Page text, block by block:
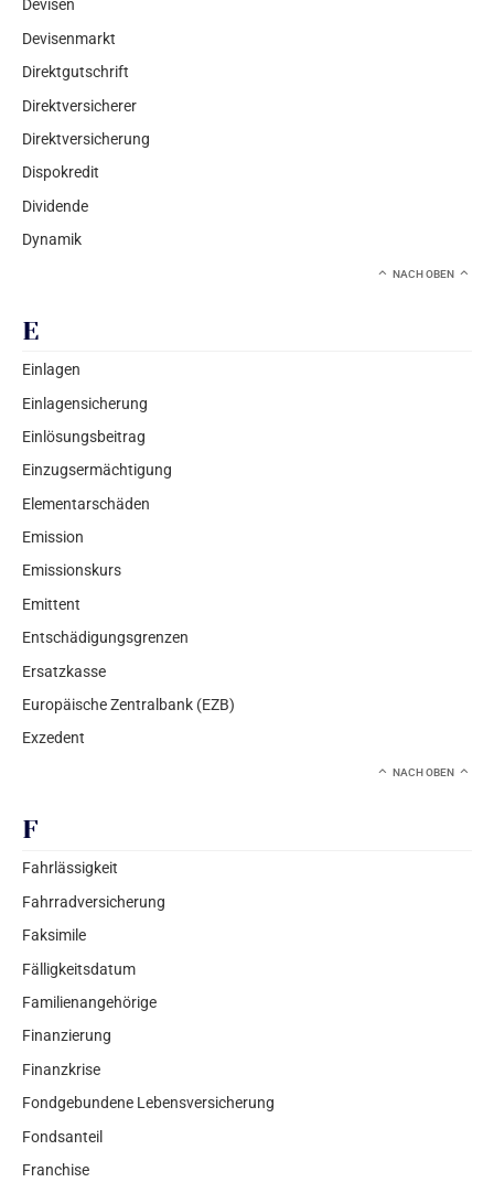
Devisen
Devisenmarkt
Direktgutschrift
Direktversicherer
Direktversicherung
Dispokredit
Dividende
Dynamik
NACH OBEN
E
Einlagen
Einlagensicherung
Einlösungsbeitrag
Einzugsermächtigung
Elementarschäden
Emission
Emissionskurs
Emittent
Entschädigungsgrenzen
Ersatzkasse
Europäische Zentralbank (EZB)
Exzedent
NACH OBEN
F
Fahrlässigkeit
Fahrradversicherung
Faksimile
Fälligkeitsdatum
Familienangehörige
Finanzierung
Finanzkrise
Fondgebundene Lebensversicherung
Fondsanteil
Franchise